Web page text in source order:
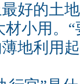
好的土
小用。
地利用